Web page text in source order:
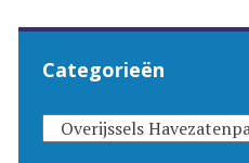
Categorieën
CATEGORIEËN